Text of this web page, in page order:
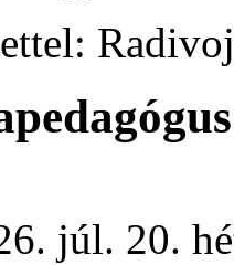
júl. 20.